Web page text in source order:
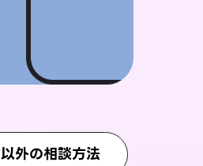
以外の相談方法